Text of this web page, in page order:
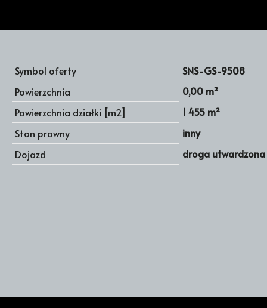
Symbol oferty
SNS-GS-9508
Powierzchnia
0,00 m²
Powierzchnia działki [m2]
1 455 m²
Stan prawny
inny
Dojazd
droga utwardzona